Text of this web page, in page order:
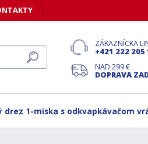
ZÁKAZNÍCKA
+421 222 205
NAD 299 €
DOPRAVA
drez 1-miska s odkvapkávačom